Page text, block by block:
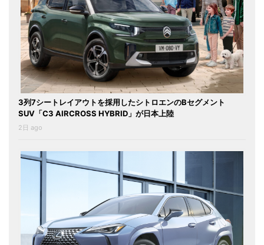
3列7シートレイアウトを採用したシトロエンのBセグメント
SUV「C3 AIRCROSS HYBRID」が日本上陸
2日 ago